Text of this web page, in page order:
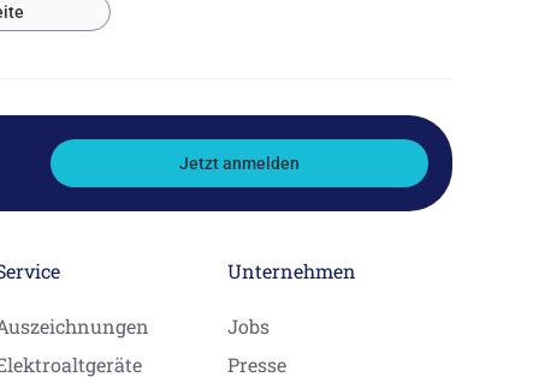
Jetzt anmelden
Unternehmen
Jobs
Presse